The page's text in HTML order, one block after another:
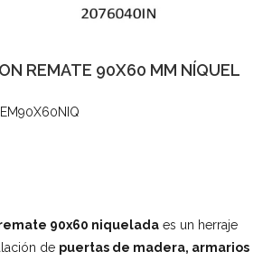
REMATE 90X60 MM NÍQUEL
90x60 niquelada es un herraje
de puertas de madera, armarios